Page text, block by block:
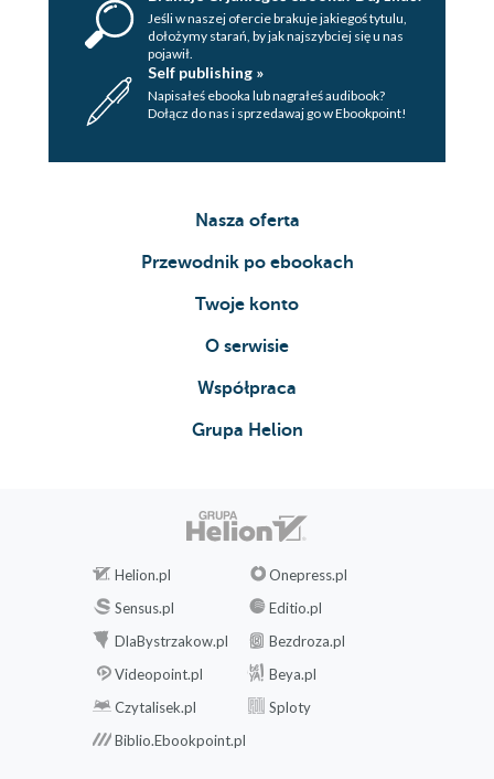
Jeśli w naszej ofercie brakuje jakiegoś tytulu,
dołożymy starań, by jak najszybciej się u nas
pojawił.
Self publishing »
Napisałeś ebooka lub nagrałeś audibook?
Dołącz do nas i sprzedawaj go w Ebookpoint!
Nasza oferta
Przewodnik po ebookach
Twoje konto
O serwisie
Współpraca
Grupa Helion
Helion.pl
Onepress.pl
Sensus.pl
Editio.pl
DlaBystrzakow.pl
Bezdroza.pl
Videopoint.pl
Beya.pl
Czytalisek.pl
Sploty
Biblio.Ebookpoint.pl